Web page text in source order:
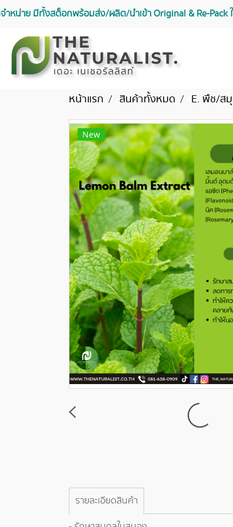
น่าย มีทั้งสต็อกพร้อมส่ง/ผลิต/นำเข้า Original & Re-Pack
หน้าแรก สินค้าทั้งหมด E. พืช/ส
New
รายละเอียดสินค้า